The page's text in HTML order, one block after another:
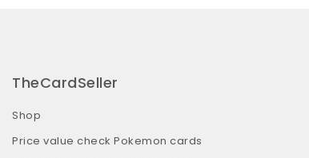
TheCardSeller
Shop
Price value check Pokemon cards